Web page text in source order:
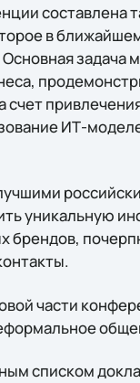
составлена
в
счет
ИТ-
уникальную
брендов,
части
списком